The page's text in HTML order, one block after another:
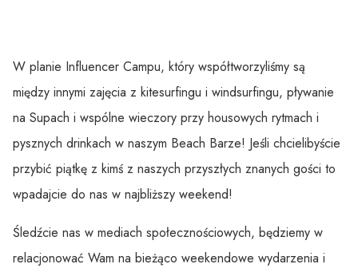
W planie Influencer Campu, który współtworzyliśmy są
między innymi zajęcia z kitesurfingu i windsurfingu, pływanie
na Supach i wspólne wieczory przy housowych rytmach i
pysznych drinkach w naszym Beach Barze! Jeśli chcielibyście
przybić piątkę z kimś z naszych przyszłych znanych gości to
wpadajcie do nas w najbliższy weekend!
Śledźcie nas w mediach społecznościowych, będziemy w
relacjonować Wam na bieżąco weekendowe wydarzenia i